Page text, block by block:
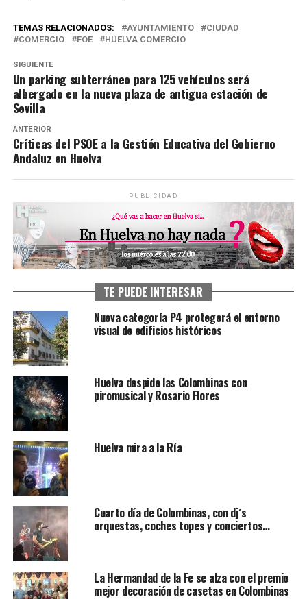
TEMAS RELACIONADOS: AYUNTAMIENTO
CIUDAD
COMERCIO
FOE HUELVA COMERCIO
SIGUIENTE
Un parking subterráneo para 125 vehículos será
albergado en la nueva plaza de antigua estación de
Sevilla
ANTERIOR
Críticas del PSOE a la Gestión Educativa del Gobierno
Andaluz en Huelva
PUBLICIDAD
TE PUEDE INTERESAR
Nueva categoría P4 protegerá el entorno
visual de edificios históricos
Huelva despide las Colombinas con
piromusical y Rosario Flores
Huelva mira a la Ría
Cuarto día de Colombinas, con dj´s
orquestas, coches topes y conciertos…
La Hermandad de la Fe se alza con el premio
mejor decoración de casetas en Colombinas